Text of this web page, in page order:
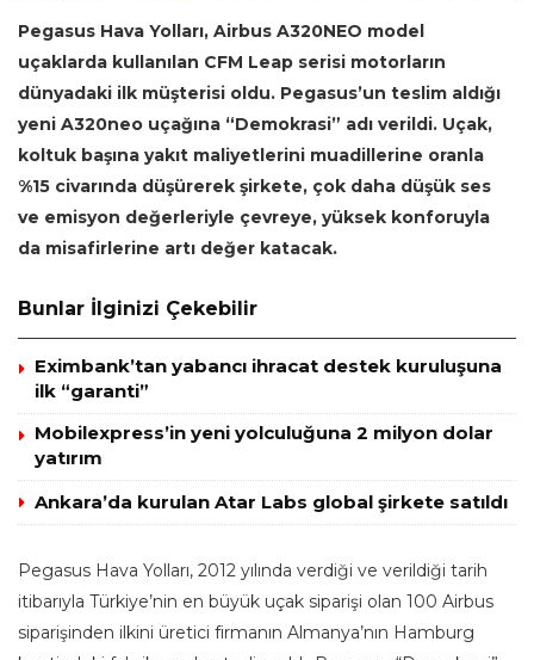
Pegasus Hava Yolları, Airbus A320NEO model
uçaklarda kullanılan CFM Leap serisi motorların
dünyadaki ilk müşterisi oldu. Pegasus’un teslim aldığı
yeni A320neo uçağına “Demokrasi” adı verildi. Uçak,
koltuk başına yakıt maliyetlerini muadillerine oranla
%15 civarında düşürerek şirkete, çok daha düşük ses
ve emisyon değerleriyle çevreye, yüksek konforuyla
da misafirlerine artı değer katacak.
Bunlar İlginizi Çekebilir
Eximbank’tan yabancı ihracat destek kuruluşuna
ilk “garanti”
Mobilexpress’in yeni yolculuğuna 2 milyon dolar
yatırım
Ankara’da kurulan Atar Labs global şirkete satıldı
Pegasus Hava Yolları, 2012 yılında verdiği ve verildiği tarih
itibarıyla Türkiye’nin en büyük uçak siparişi olan 100 Airbus
siparişinden ilkini üretici firmanın Almanya’nın Hamburg